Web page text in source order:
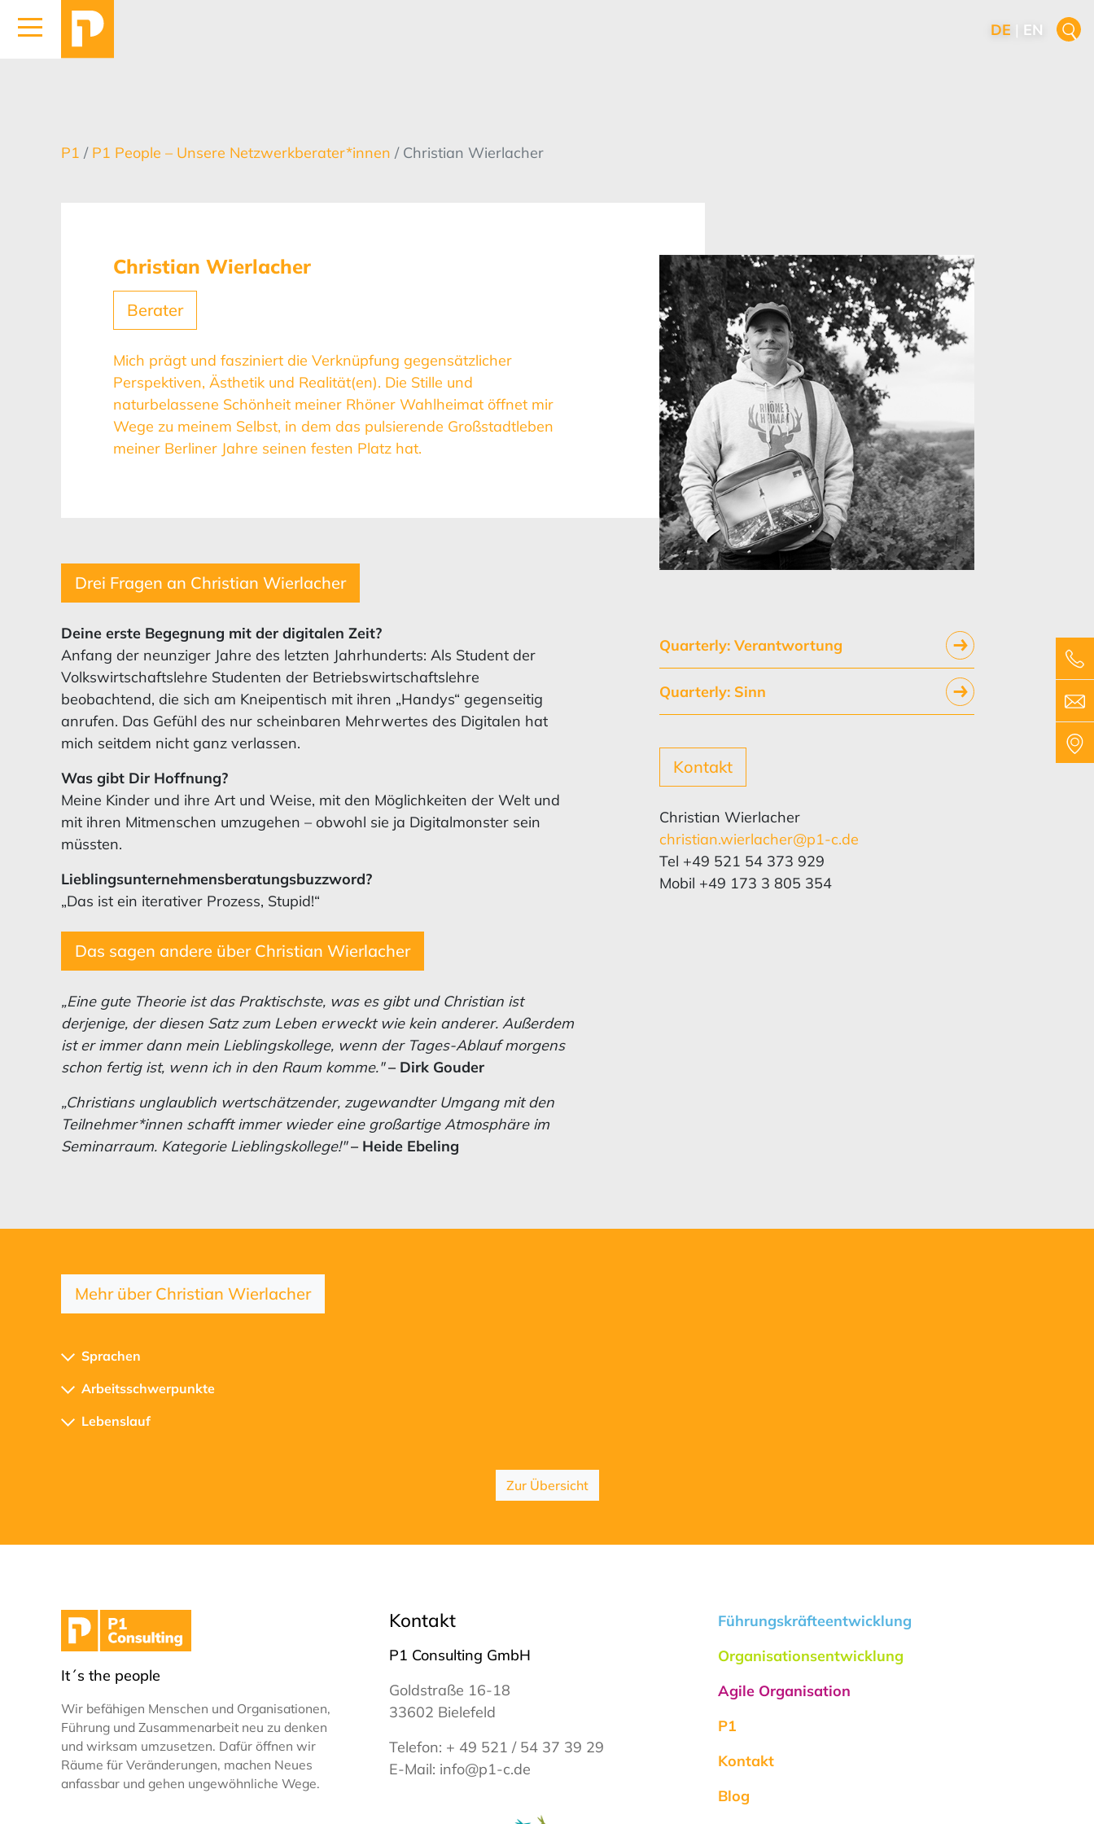
DE EN
P1/ P1 People – Unsere Netzwerkberater*innen/ Christian Wierlacher
Christian Wierlacher
Berater
Mich prägt und fasziniert die Verknüpfung gegensätzlicher
Perspektiven, Ästhetik und Realität(en). Die Stille und
naturbelassene Schönheit meiner Rhöner Wahlheimat öffnet mir
Wege zu meinem Selbst, in dem das pulsierende Großstadtleben
meiner Berliner Jahre seinen festen Platz hat.
Drei Fragen an Christian Wierlacher
Deine erste Begegnung mit der digitalen Zeit?
Anfang der neunziger Jahre des letzten Jahrhunderts: Als Student der
Volkswirtschaftslehre Studenten der Betriebswirtschaftslehre
beobachtend, die sich am Kneipentisch mit ihren „Handys“ gegenseitig
anrufen. Das Gefühl des nur scheinbaren Mehrwertes des Digitalen hat
mich seitdem nicht ganz verlassen.
Was gibt Dir Hoffnung?
Meine Kinder und ihre Art und Weise, mit den Möglichkeiten der Welt und
mit ihren Mitmenschen umzugehen – obwohl sie ja Digitalmonster sein
müssten.
Lieblingsunternehmensberatungsbuzzword?
„Das ist ein iterativer Prozess, Stupid!“
Das sagen andere über Christian Wierlacher
„Eine gute Theorie ist das Praktischste, was es gibt und Christian ist
derjenige, der diesen Satz zum Leben erweckt wie kein anderer. Außerdem
ist er immer dann mein Lieblingskollege, wenn der Tages-Ablauf morgens
schon fertig ist, wenn ich in den Raum komme." – Dirk Gouder
„Christians unglaublich wertschätzender, zugewandter Umgang mit den
Teilnehmer*innen schafft immer wieder eine großartige Atmosphäre im
Seminarraum. Kategorie Lieblingskollege!" – Heide Ebeling
Quarterly: Verantwortung
Quarterly: Sinn
Kontakt
Christian Wierlacher
christian.wierlacher@p1-c.de
Tel +49 521 54 373 929
Mobil +49 173 3 805 354
Mehr über Christian Wierlacher
Sprachen
Arbeitsschwerpunkte
Lebenslauf
Zur Übersicht
It´s the people
Wir befähigen Menschen und Organisationen,
Führung und Zusammenarbeit neu zu denken
und wirksam umzusetzen. Dafür öffnen wir
Räume für Veränderungen, machen Neues
anfassbar und gehen ungewöhnliche Wege.
Kontakt
P1 Consulting GmbH
Goldstraße 16-18
33602 Bielefeld
Telefon: + 49 521 / 54 37 39 29
E-Mail: info@p1-c.de
Führungskräfteentwicklung
Organisationsentwicklung
Agile Organisation
P1
Kontakt
Blog